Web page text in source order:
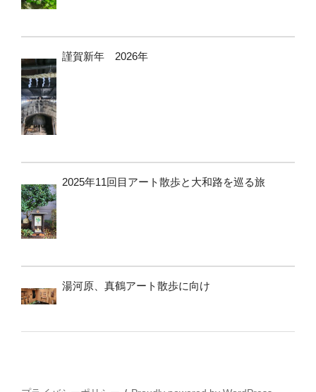
謹賀新年 2026年
2025年11回目アート散歩と大和路を巡る旅
湯河原、真鶴アート散歩に向け